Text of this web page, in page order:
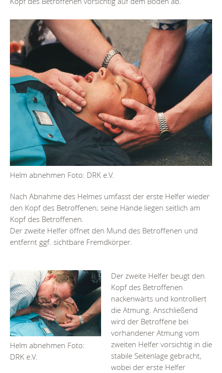
Helm abnehmen Foto: DRK e.V.
Nach Abnahme des Helmes umfasst der erste Helfer wieder
den Kopf des Betroffenen; seine Hände liegen seitlich am
Kopf des Betroffenen.
Der zweite Helfer öffnet den Mund des Betroffenen und
entfernt ggf. sichtbare Fremdkörper.
Helm abnehmen Foto:
DRK e.V.
Der zweite Helfer beugt den
Kopf des Betroffenen
nackenwärts und kontrolliert
die Atmung. Anschließend
wird der Betroffene bei
vorhandener Atmung vom
zweiten Helfer vorsichtig in die
stabile Seitenlage gebracht,
wobei der erste Helfer